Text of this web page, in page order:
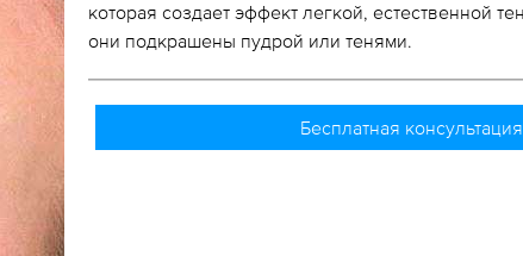
которая создает эффект легкой, естественной
они подкрашены пудрой или тенями.
Бесплатная консультация